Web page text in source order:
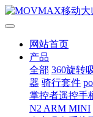
网站首页
产品
全部 360旋转
器 骑行套件
掌控者遥控手
N2 ARM MINI